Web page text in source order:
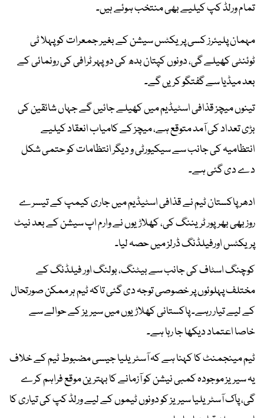
تمام ورلڈ کپ کیلیے بھی منتخب ہوئے ہیں۔
مہمان پلیئرز کسی پریکٹس سیشن کے بغیر جمعرات کو پہلا ٹی
ٹوئنٹی کھیلے گی، دونوں کپتان بدھ کی دوپہر ٹرافی کی رونمائی کے
بعد میڈیا سے گفتگو کریں گے۔
تینوں میچز قذافی اسٹیڈیم میں کھیلے جائیں گے جہاں شائقین کی
بڑی تعداد کی آمد متوقع ہے، میچز کے کامیاب انعقاد کیلیے
انتظامیہ کی جانب سے سیکیورٹی و دیگر انتظامات کو حتمی شکل
دے دی گئی ہے۔
ادھر پاکستان ٹیم نے قذافی اسٹیڈیم میں جاری کیمپ کے تیسرے
روز بھی بھرپور ٹریننگ کی، کھلاڑیوں نے وارم اپ سیشن کے بعد نیٹ
پریکٹس اورفیلڈنگ ڈرلز میں حصہ لیا۔
کوچنگ اسٹاف کی جانب سے بیٹنگ، بولنگ اور فیلڈنگ کے
مختلف پہلوئوں پر خصوصی توجہ دی گئی تاکہ ٹیم ہر ممکن صورتحال
کے لیے تیار رہے۔ پاکستانی کھلاڑیوں میں سیریز کے حوالے سے
خاصا اعتماد دیکھا جا رہا ہے۔
ٹیم مینجمنٹ کا کہنا ہے کہ آسٹریلیا جیسی مضبوط ٹیم کے خلاف
یہ سیریز موجودہ کمبی نیشن کو آزمانے کا بہترین موقع فراہم کرے
گی، پاک آسٹریلیا سیریز کو دونوں ٹیموں کے لیے ورلڈ کپ کی تیاری کا